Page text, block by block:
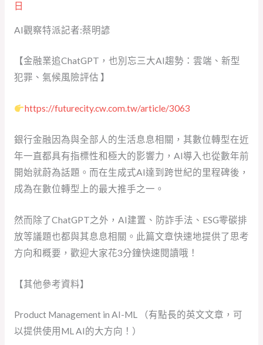
日
AI觀察特派記者:蔡明諺
【金融業追ChatGPT，也別忘三大AI趨勢：雲端、新型
犯罪、氣候風險評估 】
https://futurecity.cw.com.tw/article/3063
銀行金融因為與全部人的生活息息相關，其數位轉型在近
年一直都具有指標性和極大的影響力，AI導入也從數年前
開始就蔚為話題。而在生成式AI達到跨世紀的里程碑後，
成為在數位轉型上的最大推手之一。
然而除了ChatGPT之外，AI建置、防詐手法、ESG零碳排
放等議題也都與其息息相關。此篇文章快速地提供了思考
方向和概要，歡迎大家花3分鐘快速閱讀哦！
【其他參考資料】
Product Management in AI-ML （有點長的英文文章，可
以提供使用ML AI的大方向！）